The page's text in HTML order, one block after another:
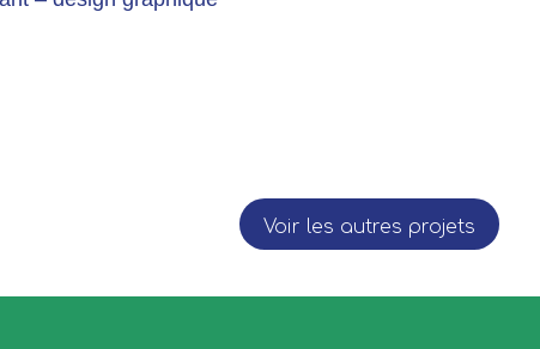
Voir les autres projets